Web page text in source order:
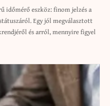
időmérő eszköz: finom jelzés a
Egy jól megválasztott
és arról, mennyire figyel